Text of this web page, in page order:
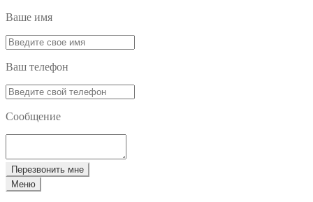
Ваше имя
Ваш телефон
Сообщение
Перезвонить мне
Меню